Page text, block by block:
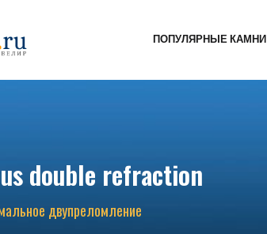
ПОПУЛЯРНЫЕ КАМНИ
double refraction
двупреломление